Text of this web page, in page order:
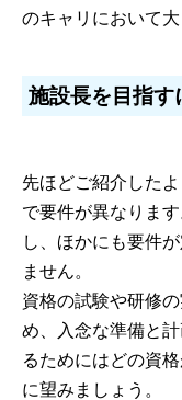
のキャリにおいて
施設長を目指す
先ほどご紹介した
で要件が異なりま
し、ほかにも要件
ません。
資格の試験や研修
め、入念な準備と
るためにはどの資
に望みましょう。